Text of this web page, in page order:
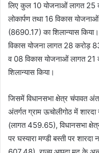
लिए कुल 10 योजनाओं लागत 25
लोकार्पण तथा 16 विकास
(8690.17) का शिलान्यास
विकास योजना लागत 28 करोड़
व 08 विकास योजनाओं लागत
शिलान्यास किया।
जिसमें विधानसभा क्षेत्र चंपावत
अंतर्गत ग्राम ऊचोलीगोठ में शारदा
(लागत 459.65), विधानसभा
पर घस्यारा मण्डी बस्ती पर शारदा